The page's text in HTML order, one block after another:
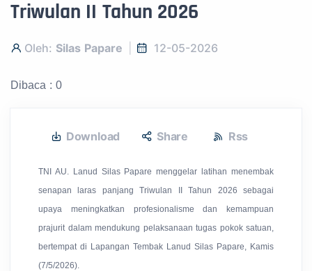
Triwulan II Tahun 2026
Oleh: Silas Papare 12-05-2026
Dibaca : 0
Download Share Rss
TNI AU. Lanud Silas Papare menggelar latihan menembak
senapan laras panjang Triwulan II Tahun 2026 sebagai
upaya meningkatkan profesionalisme dan kemampuan
prajurit dalam mendukung pelaksanaan tugas pokok satuan,
bertempat di Lapangan Tembak Lanud Silas Papare, Kamis
(7/5/2026).